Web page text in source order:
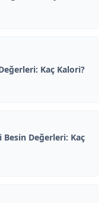
Kaç Kalori?
Besin Değerleri: Kaç